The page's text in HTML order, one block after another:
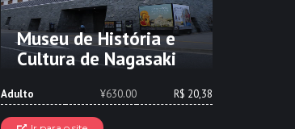
Museu de História e
Cultura de Nagasaki
Adulto ¥630.00 R$ 20,38